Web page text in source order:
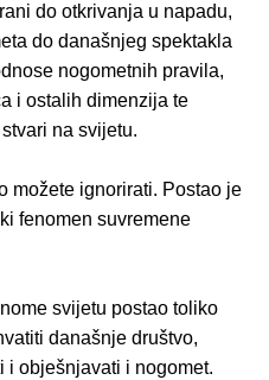
do otkrivanja u napadu,
do današnjeg spektakla
nogometnih pravila,
i ostalih dimenzija te
na svijetu.
možete ignorirati. Postao je
fenomen suvremene
svijetu postao toliko
današnje društvo,
i obješnjavati i nogomet.